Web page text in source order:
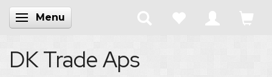
Skifte navigation
Menu
DK Trade Aps